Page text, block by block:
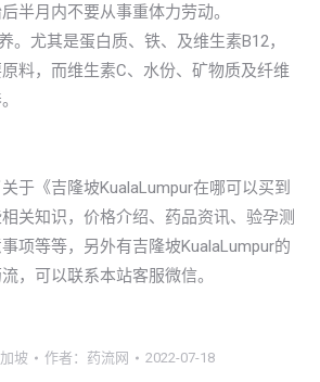
半月内不要从事重体力劳动。
。尤其是蛋白质、铁、及维生素B12，
料，而维生素C、水份、矿物质及纤维
于《吉隆坡KualaLumpur在哪可以买到
关知识，价格介绍、药品资讯、验孕测
项等等，另外有吉隆坡KualaLumpur的
，可以联系本站客服微信。
坡 作者： 药流网 2022-07-18